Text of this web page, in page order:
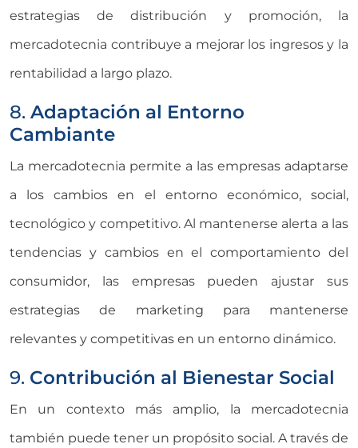
estrategias de distribución y promoción, la
mercadotecnia contribuye a mejorar los ingresos y la
rentabilidad a largo plazo.
8. Adaptación al Entorno
Cambiante
La mercadotecnia permite a las empresas adaptarse
a los cambios en el entorno económico, social,
tecnológico y competitivo. Al mantenerse alerta a las
tendencias y cambios en el comportamiento del
consumidor, las empresas pueden ajustar sus
estrategias de marketing para mantenerse
relevantes y competitivas en un entorno dinámico.
9. Contribución al Bienestar Social
En un contexto más amplio, la mercadotecnia
también puede tener un propósito social. A través de